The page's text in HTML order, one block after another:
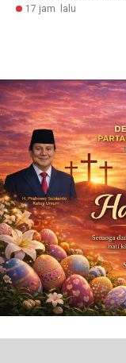
17 jam lalu